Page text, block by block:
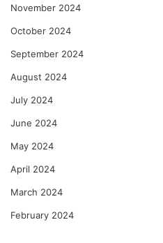
November 2024
October 2024
September 2024
August 2024
July 2024
June 2024
May 2024
April 2024
March 2024
February 2024